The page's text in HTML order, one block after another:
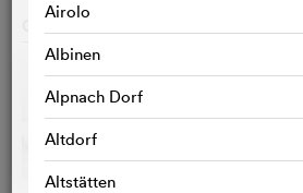
Airolo
Albinen
Alpnach Dorf
Altdorf
Altstätten